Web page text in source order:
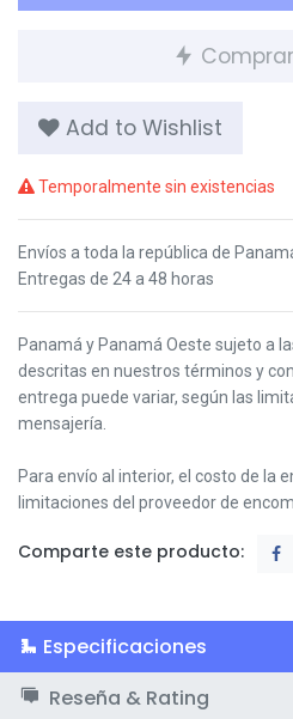
Add to Wishlist
Temporalmente sin existencias
Envíos a toda la república de
Entregas de 24 a 48 horas
Panamá y Panamá Oeste sujeto a
descritas en nuestros términos y
entrega puede variar, según las
mensajería.
Para envío al interior, el costo de la
limitaciones del proveedor de
Comparte este producto:
Especificaciones
Reseña & Rating